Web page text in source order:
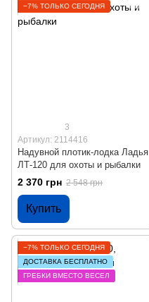
−7% ТОЛЬКО СЕГОДНЯ
3
Артикул: 2114416
Надувной плотик-лодка Ладья
ЛТ-120 для охоты и рыбалки
2 370 грн 2 548 грн
Купить
−7% ТОЛЬКО СЕГОДНЯ
ДОСТАВКА БЕСПЛАТНО
ГРЕБКИ ВМЕСТО ВЕСЕЛ